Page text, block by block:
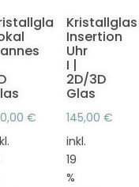
€
Kristallglas
Insertion
Uhr
I |
2D/3D
Glas
145,00 €
inkl.
19
%